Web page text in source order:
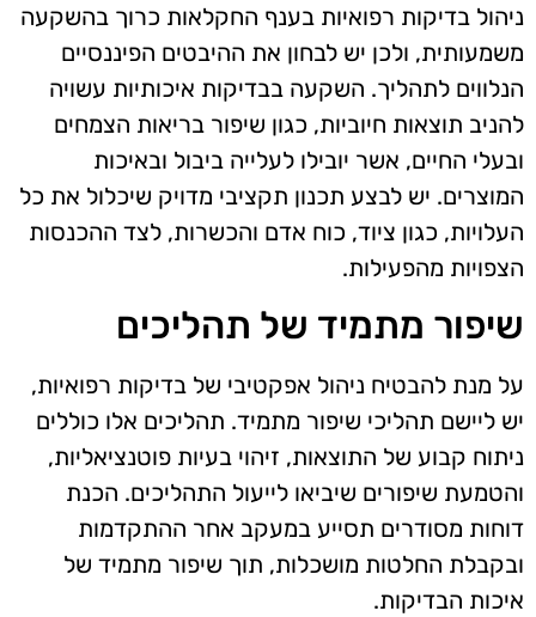
ניהול בדיקות רפואיות בענף החקלאות כרוך בהשקעה
משמעותית, ולכן יש לבחון את ההיבטים הפיננסיים
הנלווים לתהליך. השקעה בבדיקות איכותיות עשויה
להניב תוצאות חיוביות, כגון שיפור בריאות הצמחים
ובעלי החיים, אשר יובילו לעלייה ביבול ובאיכות
המוצרים. יש לבצע תכנון תקציבי מדויק שיכלול את כל
העלויות, כגון ציוד, כוח אדם והכשרות, לצד ההכנסות
הצפויות מהפעילות.
שיפור מתמיד של תהליכים
על מנת להבטיח ניהול אפקטיבי של בדיקות רפואיות,
יש ליישם תהליכי שיפור מתמיד. תהליכים אלו כוללים
ניתוח קבוע של התוצאות, זיהוי בעיות פוטנציאליות,
והטמעת שיפורים שיביאו לייעול התהליכים. הכנת
דוחות מסודרים תסייע במעקב אחר ההתקדמות
ובקבלת החלטות מושכלות, תוך שיפור מתמיד של
איכות הבדיקות.